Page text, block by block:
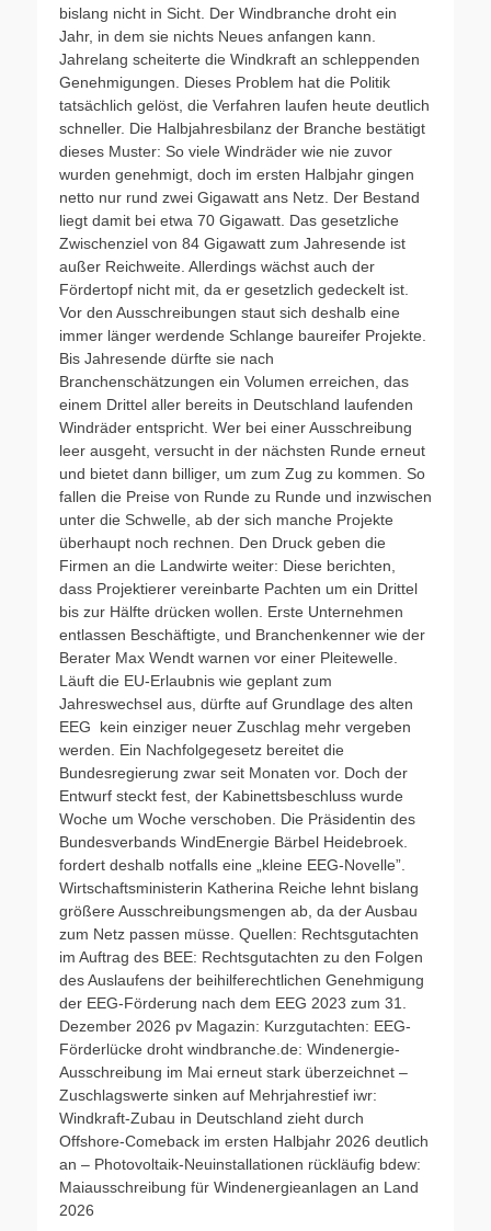
bislang nicht in Sicht. Der Windbranche droht ein
Jahr, in dem sie nichts Neues anfangen kann.
Jahrelang scheiterte die Windkraft an schleppenden
Genehmigungen. Dieses Problem hat die Politik
tatsächlich gelöst, die Verfahren laufen heute deutlich
schneller. Die Halbjahresbilanz der Branche bestätigt
dieses Muster: So viele Windräder wie nie zuvor
wurden genehmigt, doch im ersten Halbjahr gingen
netto nur rund zwei Gigawatt ans Netz. Der Bestand
liegt damit bei etwa 70 Gigawatt. Das gesetzliche
Zwischenziel von 84 Gigawatt zum Jahresende ist
außer Reichweite. Allerdings wächst auch der
Fördertopf nicht mit, da er gesetzlich gedeckelt ist.
Vor den Ausschreibungen staut sich deshalb eine
immer länger werdende Schlange baureifer Projekte.
Bis Jahresende dürfte sie nach
Branchenschätzungen ein Volumen erreichen, das
einem Drittel aller bereits in Deutschland laufenden
Windräder entspricht. Wer bei einer Ausschreibung
leer ausgeht, versucht in der nächsten Runde erneut
und bietet dann billiger, um zum Zug zu kommen. So
fallen die Preise von Runde zu Runde und inzwischen
unter die Schwelle, ab der sich manche Projekte
überhaupt noch rechnen. Den Druck geben die
Firmen an die Landwirte weiter: Diese berichten,
dass Projektierer vereinbarte Pachten um ein Drittel
bis zur Hälfte drücken wollen. Erste Unternehmen
entlassen Beschäftigte, und Branchenkenner wie der
Berater Max Wendt warnen vor einer Pleitewelle.
Läuft die EU-Erlaubnis wie geplant zum
Jahreswechsel aus, dürfte auf Grundlage des alten
EEG kein einziger neuer Zuschlag mehr vergeben
werden. Ein Nachfolgegesetz bereitet die
Bundesregierung zwar seit Monaten vor. Doch der
Entwurf steckt fest, der Kabinettsbeschluss wurde
Woche um Woche verschoben. Die Präsidentin des
Bundesverbands WindEnergie Bärbel Heidebroek.
fordert deshalb notfalls eine „kleine EEG-Novelle”.
Wirtschaftsministerin Katherina Reiche lehnt bislang
größere Ausschreibungsmengen ab, da der Ausbau
zum Netz passen müsse. Quellen: Rechtsgutachten
im Auftrag des BEE: Rechtsgutachten zu den Folgen
des Auslaufens der beihilferechtlichen Genehmigung
der EEG-Förderung nach dem EEG 2023 zum 31.
Dezember 2026 pv Magazin: Kurzgutachten: EEG-
Förderlücke droht windbranche.de: Windenergie-
Ausschreibung im Mai erneut stark überzeichnet –
Zuschlagswerte sinken auf Mehrjahrestief iwr:
Windkraft-Zubau in Deutschland zieht durch
Offshore-Comeback im ersten Halbjahr 2026 deutlich
an – Photovoltaik-Neuinstallationen rückläufig bdew:
Maiausschreibung für Windenergieanlagen an Land
2026